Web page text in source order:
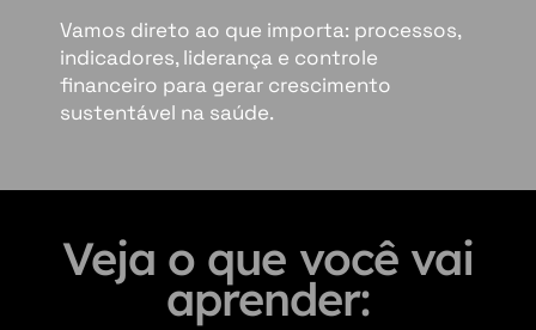
Vamos direto ao que importa: processos,
indicadores, liderança e controle
financeiro para gerar crescimento
sustentável na saúde.
Veja o que você vai
aprender: